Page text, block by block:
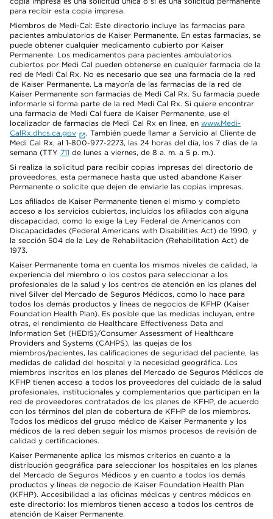
para recibir esta copia impresa.
Miembros de Medi-Cal: Este directorio incluye las farmacias para
pacientes ambulatorios de Kaiser Permanente. En estas farmacias, se
puede obtener cualquier medicamento cubierto por Kaiser
Permanente. Los medicamentos para pacientes ambulatorios
cubiertos por Medi Cal pueden obtenerse en cualquier farmacia de la
red de Medi Cal Rx. No es necesario que sea una farmacia de la red
de Kaiser Permanente. La mayoría de las farmacias de la red de
Kaiser Permanente son farmacias de Medi Cal Rx. Su farmacia puede
informarle si forma parte de la red Medi Cal Rx. Si quiere encontrar
una farmacia de Medi Cal fuera de Kaiser Permanente, use el
localizador de farmacias de Medi Cal Rx en línea, en www.Medi-
CalRx.dhcs.ca.gov
. También puede llamar a Servicio al Cliente de
Medi Cal Rx, al 1-800-977-2273, las 24 horas del día, los 7 días de la
semana (TTY 711 de lunes a viernes, de 8 a. m. a 5 p. m.).
Si realiza la solicitud para recibir copias impresas del directorio de
proveedores, esta permanece hasta que usted abandone Kaiser
Permanente o solicite que dejen de enviarle las copias impresas.
Los afiliados de Kaiser Permanente tienen el mismo y completo
acceso a los servicios cubiertos, incluidos los afiliados con alguna
discapacidad, como lo exige la Ley Federal de Americanos con
Discapacidades (Federal Americans with Disabilities Act) de 1990, y
la sección 504 de la Ley de Rehabilitación (Rehabilitation Act) de
1973.
Kaiser Permanente toma en cuenta los mismos niveles de calidad, la
experiencia del miembro o los costos para seleccionar a los
profesionales de la salud y los centros de atención en los planes del
nivel Silver del Mercado de Seguros Médicos, como lo hace para
todos los demás productos y líneas de negocios de KFHP (Kaiser
Foundation Health Plan). Es posible que las medidas incluyan, entre
otras, el rendimiento de Healthcare Effectiveness Data and
Information Set (HEDIS)/Consumer Assessment of Healthcare
Providers and Systems (CAHPS), las quejas de los
miembros/pacientes, las calificaciones de seguridad del paciente, las
medidas de calidad del hospital y la necesidad geográfica. Los
miembros inscritos en los planes del Mercado de Seguros Médicos de
KFHP tienen acceso a todos los proveedores del cuidado de la salud
profesionales, institucionales y complementarios que participan en la
red de proveedores contratados de los planes de KFHP, de acuerdo
con los términos del plan de cobertura de KFHP de los miembros.
Todos los médicos del grupo médico de Kaiser Permanente y los
médicos de la red deben seguir los mismos procesos de revisión de
calidad y certificaciones.
Kaiser Permanente aplica los mismos criterios en cuanto a la
distribución geográfica para seleccionar los hospitales en los planes
del Mercado de Seguros Médicos y en cuanto a todos los demás
productos y líneas de negocio de Kaiser Foundation Health Plan
(KFHP). Accesibilidad a las oficinas médicas y centros médicos en
este directorio: los miembros tienen acceso a todos los centros de
atención de Kaiser Permanente.